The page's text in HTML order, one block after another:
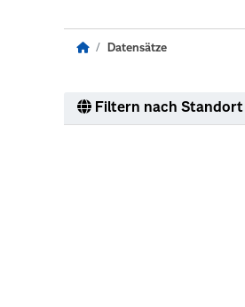
Datensätze
Filtern nach Standort